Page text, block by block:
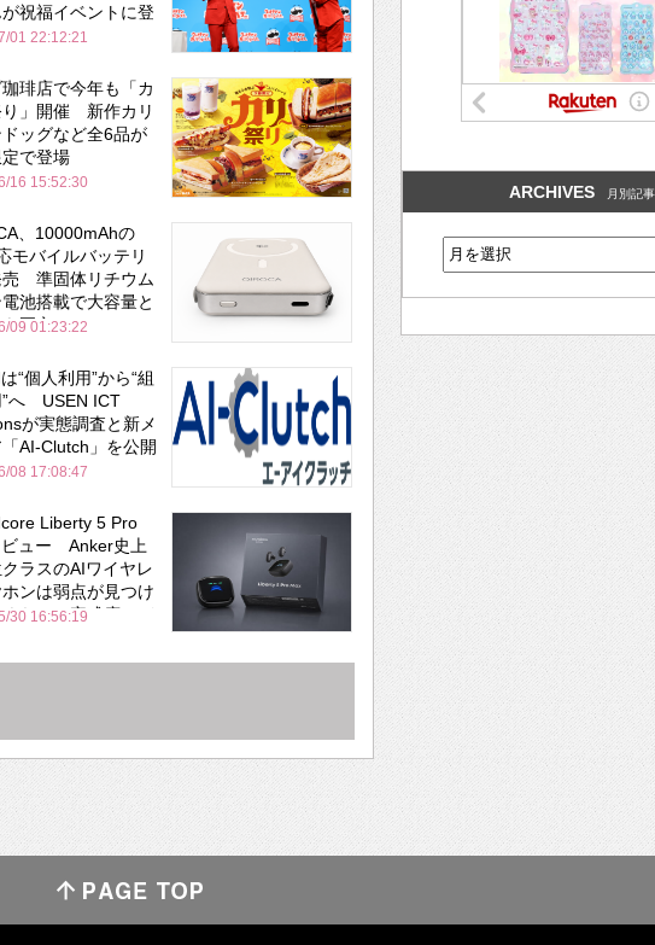
祝福イベントに登
01 22:12:21
琲店で今年も「カ
り」開催 新作カリ
ッグなど全6品が
で登場
16 15:52:30
、10000mAhの
モバイルバッテリ
売 準固体リチウム
池搭載で大容量と
両立
09 01:23:22
“個人利用”から“組
”へ USEN ICT
が実態調査と新メ
AI-Clutch」を公開
08 17:08:47
Liberty 5 Pro
ビュー Anker史上
ラスのAIワイヤレ
ホンは弱点が見つけ
らいの完成度にび
み
30 16:56:19
ARCHIVES 月別記事